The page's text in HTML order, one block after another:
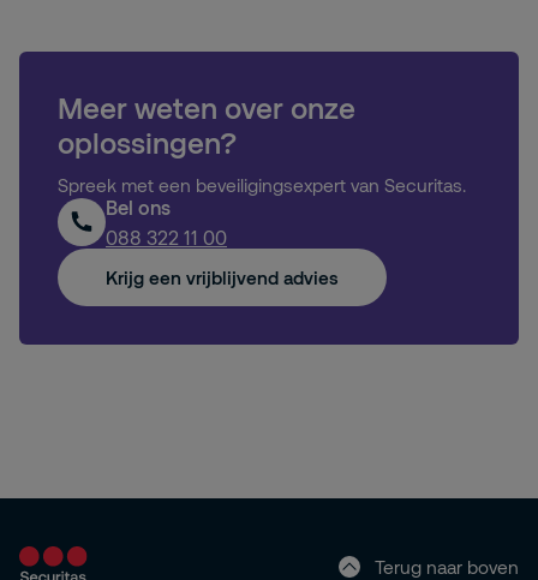
Meer weten over onze
oplossingen?
Spreek met een beveiligingsexpert van Securitas.
Bel ons
088 322 11 00
Krijg een vrijblijvend advies
Terug naar boven